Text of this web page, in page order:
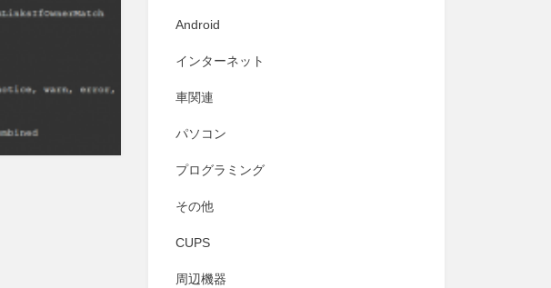
Android
インターネット
車関連
パソコン
プログラミング
その他
CUPS
周辺機器